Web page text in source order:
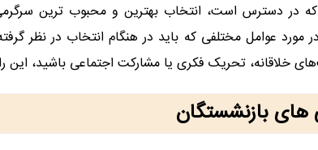
در دسترس است، انتخاب بهترین و محبوب ترین سرگرمی
مورد عوامل مختلفی که باید در هنگام انتخاب در
خلاقانه، تحریک فکری یا مشارکت اجتماعی باشید،
های بازنشستگان